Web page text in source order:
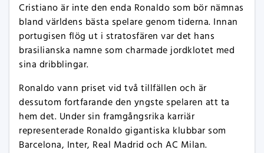
Cristiano är inte den enda Ronaldo som bör nämnas
bland världens bästa spelare genom tiderna. Innan
portugisen flög ut i stratosfären var det hans
brasilianska namne som charmade jordklotet med
sina dribblingar.
Ronaldo vann priset vid två tillfällen och är
dessutom fortfarande den yngste spelaren att ta
hem det. Under sin framgångsrika karriär
representerade Ronaldo gigantiska klubbar som
Barcelona, Inter, Real Madrid och AC Milan.